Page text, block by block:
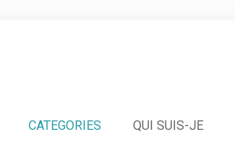
CATEGORIES QUI SUIS-JE